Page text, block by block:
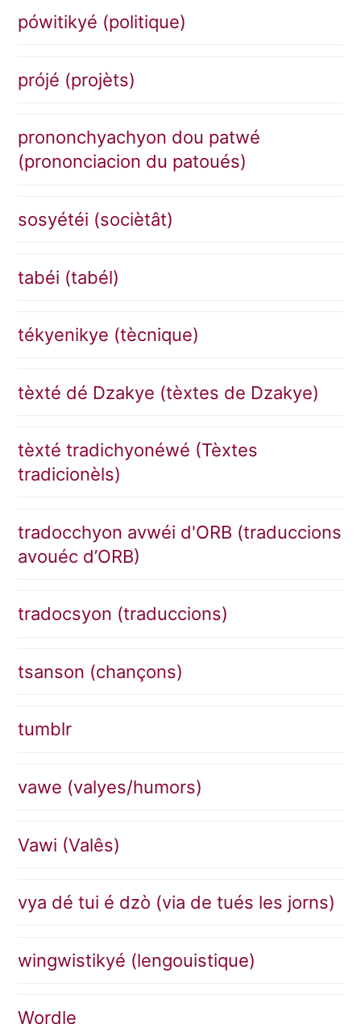
pówitikyé (politique)
prójé (projèts)
prononchyachyon dou patwé
(prononciacion du patoués)
sosyétéi (sociètât)
tabéi (tabél)
tékyenikye (tècnique)
tèxté dé Dzakye (tèxtes de Dzakye)
tèxté tradichyonéwé (Tèxtes
tradicionèls)
tradocchyon avwéi d'ORB (traduccions
avouéc d’ORB)
tradocsyon (traduccions)
tsanson (chançons)
tumblr
vawe (valyes/humors)
Vawi (Valês)
vya dé tui é dzò (via de tués les jorns)
wingwistikyé (lengouistique)
Wordle